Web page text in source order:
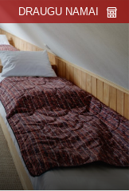
DRAUGU NAMAI